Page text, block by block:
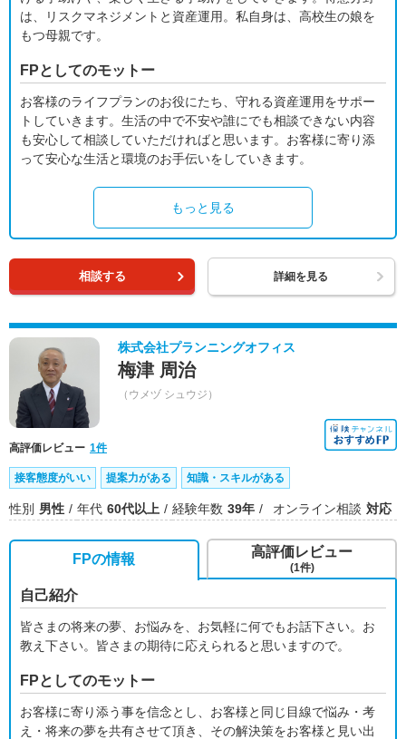
は、リスクマネジメントと資産運用。私自身は、高校生の娘を
もつ母親です。
FPとしてのモットー
お客様のライフプランのお役にたち、守れる資産運用をサポー
トしていきます。生活の中で不安や誰にでも相談できない内容
も安心して相談していただければと思います。お客様に寄り添
って安心な生活と環境のお手伝いをしていきます。
もっと見る
相談する 詳細を見る
株式会社プランニングオフィス
梅津 周治
（ウメヅ シュウジ）
高評価レビュー 1件
接客態度がいい 提案力がある 知識・スキルがある
性別 男性 年代 60代以上 経験年数 39年 オンライン相談 対応
FPの情報
自己紹介
皆さまの将来の夢、お悩みを、お気軽に何でもお話下さい。お
教え下さい。皆さまの期待に応えられると思いますので。
FPとしてのモットー
お客様に寄り添う事を信念とし、お客様と同じ目線で悩み・考
え・将来の夢を共有させて頂き、その解決策をお客様と見い出
高評価レビュー
(1件)